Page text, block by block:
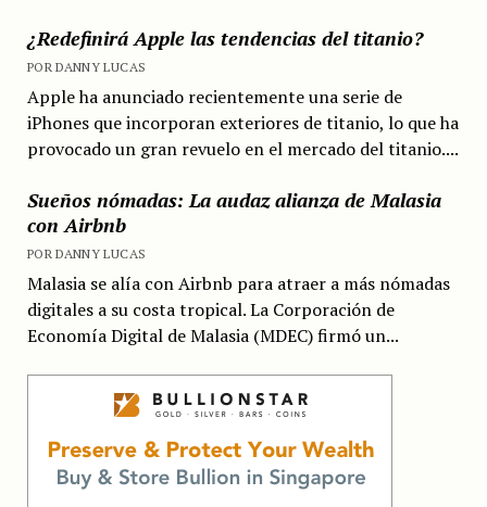
¿Redefinirá Apple las tendencias del titanio?
POR DANNY LUCAS
Apple ha anunciado recientemente una serie de
iPhones que incorporan exteriores de titanio, lo que ha
provocado un gran revuelo en el mercado del titanio....
Sueños nómadas: La audaz alianza de Malasia
con Airbnb
POR DANNY LUCAS
Malasia se alía con Airbnb para atraer a más nómadas
digitales a su costa tropical. La Corporación de
Economía Digital de Malasia (MDEC) firmó un...